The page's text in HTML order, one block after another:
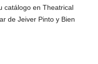
catálogo en Theatrical
de Jeiver Pinto y Bien